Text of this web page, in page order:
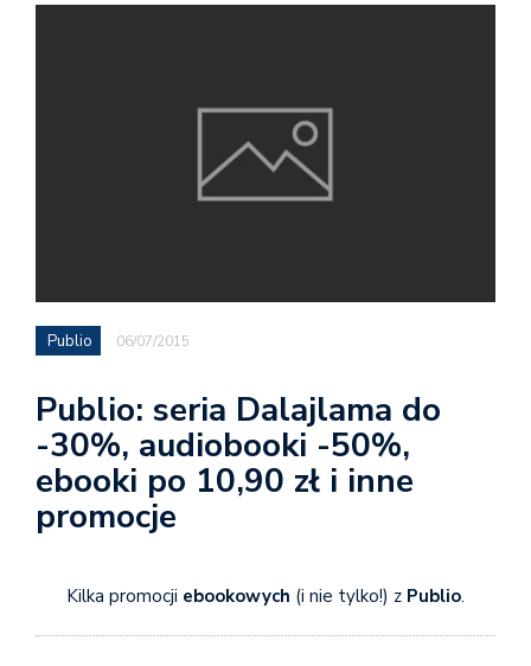
Publio 06/07/2015
Publio: seria Dalajlama do
-30%, audiobooki -50%,
ebooki po 10,90 zł i inne
promocje
Kilka promocji ebookowych (i nie tylko!) z Publio.